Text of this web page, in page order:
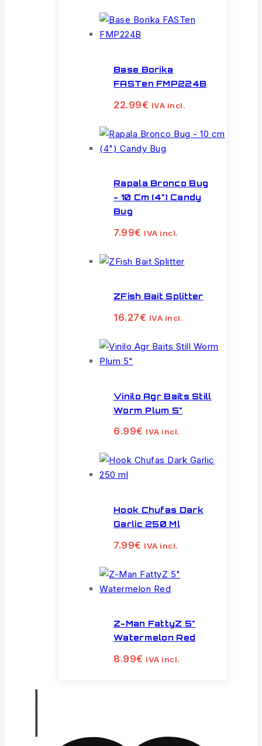
Base Borika
FASTen FMP224B
22.99€ IVA incl.
Rapala Bronco Bug
- 10 Cm (4") Candy
Bug
7.99€ IVA incl.
ZFish Bait Splitter
16.27€ IVA incl.
Vinilo Agr Baits Still
Worm Plum 5"
6.99€ IVA incl.
Hook Chufas Dark
Garlic 250 Ml
7.99€ IVA incl.
Z-Man FattyZ 5"
Watermelon Red
8.99€ IVA incl.